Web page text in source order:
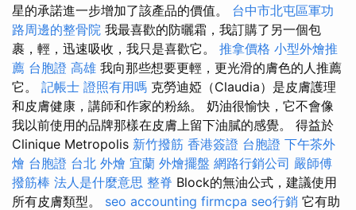
星的承諾進一步增加了該產品的價值。 台中市北屯區軍功
路周邊的整骨院 我最喜歡的防曬霜，我訂購了另一個包
裹，輕，迅速吸收，我只是喜歡它。 推拿價格 小型外燴推
薦 台胞證 高雄 我向那些想要更輕，更光滑的膚色的人推薦
它。 記帳士 證照有用嗎 克勞迪婭（Claudia）是皮膚護理
和皮膚健康，講師和作家的粉絲。 奶油很愉快，它不會像
我以前使用的品牌那樣在皮膚上留下油膩的感覺。 得益於
Clinique Metropolis 新竹撥筋 香港簽證 台胞證 下午茶外
燴 台胞證 台北 外燴 宜蘭 外燴擺盤 網路行銷公司 嚴師傅
撥筋棒 法人是什麼意思 整脊 Block的無油公式，建議使用
所有皮膚類型。 seo accounting firmcpa seo行銷 它有助